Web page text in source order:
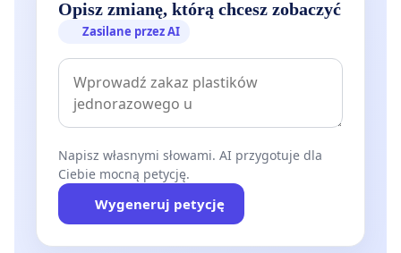
Opisz zmianę, którą chcesz zobaczyć
Zasilane przez AI
Napisz własnymi słowami. AI przygotuje dla
Ciebie mocną petycję.
Wygeneruj petycję